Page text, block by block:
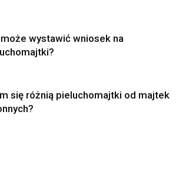
wystawić wniosek na
się różnią pieluchomajtki od majtek